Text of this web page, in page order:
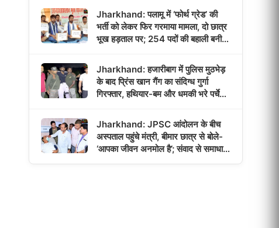
Jharkhand: पलामू में ‘फोर्थ ग्रेड’ की
भर्ती को लेकर फिर गरमाया मामला, दो छात्र
भूख हड़ताल पर; 254 पदों की बहाली बनी
Jharkhand: हजारीबाग में पुलिस मुठभेड़
के बाद प्रिंस खान गैंग का संदिग्ध गुर्गा
गिरफ्तार, हथियार-बम और धमकी भरे पर्चे
Jharkhand: JPSC आंदोलन के बीच
अस्पताल पहुंचे मंत्री, बीमार छात्र से बोले-
‘आपका जीवन अनमोल है’; संवाद से समाधान
का भरोसा!